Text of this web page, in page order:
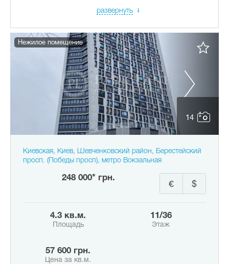
развернуть
14
Нежилое помещение
Киевская, Киев, Шевченковский район, Берестейский
просп. (Победы просп), метро Вокзальная
248 000* грн.
$
€
4.3 кв.м.
Площадь
11/36
Этаж
57 600 грн.
Цена за кв.м.